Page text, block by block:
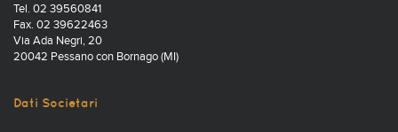
Tel. 02 39560841
Fax. 02 39622463
Via Ada Negri, 20
20042 Pessano con Bornago (MI)
Dati Societari